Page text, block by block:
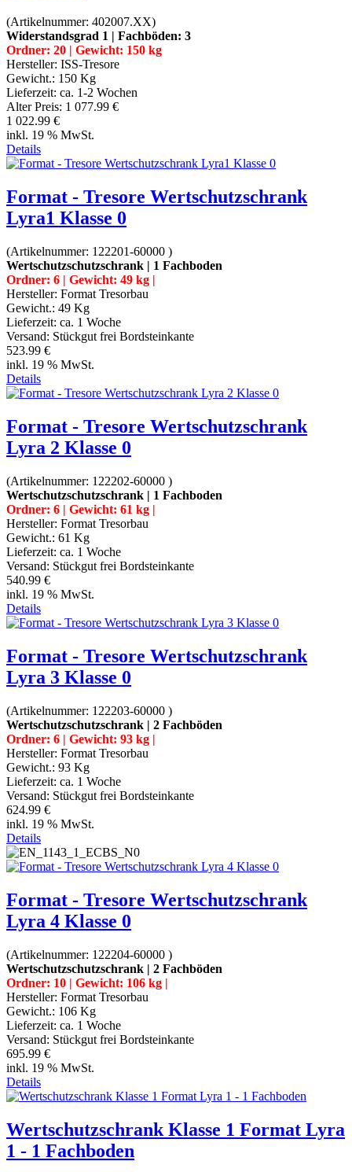
(Artikelnummer: 402007.XX)
Widerstandsgrad 1 | Fachböden: 3
Ordner: 20 | Gewicht: 150 kg
Hersteller: ISS-Tresore
Gewicht.: 150 Kg
Lieferzeit: ca. 1-2 Wochen
Alter Preis: 1 077.99 €
1 022.99 €
inkl. 19 % MwSt.
Details
Format - Tresore Wertschutzschrank
Lyra1 Klasse 0
(Artikelnummer: 122201-60000 )
Wertschutzschutzschrank | 1 Fachboden
Ordner: 6 | Gewicht: 49 kg |
Hersteller: Format Tresorbau
Gewicht.: 49 Kg
Lieferzeit: ca. 1 Woche
Versand: Stückgut frei Bordsteinkante
523.99 €
inkl. 19 % MwSt.
Details
Format - Tresore Wertschutzschrank
Lyra 2 Klasse 0
(Artikelnummer: 122202-60000 )
Wertschutzschutzschrank | 1 Fachboden
Ordner: 6 | Gewicht: 61 kg |
Hersteller: Format Tresorbau
Gewicht.: 61 Kg
Lieferzeit: ca. 1 Woche
Versand: Stückgut frei Bordsteinkante
540.99 €
inkl. 19 % MwSt.
Details
Format - Tresore Wertschutzschrank
Lyra 3 Klasse 0
(Artikelnummer: 122203-60000 )
Wertschutzschutzschrank | 2 Fachböden
Ordner: 6 | Gewicht: 93 kg |
Hersteller: Format Tresorbau
Gewicht.: 93 Kg
Lieferzeit: ca. 1 Woche
Versand: Stückgut frei Bordsteinkante
624.99 €
inkl. 19 % MwSt.
Details
Format - Tresore Wertschutzschrank
Lyra 4 Klasse 0
(Artikelnummer: 122204-60000 )
Wertschutzschutzschrank | 2 Fachböden
Ordner: 10 | Gewicht: 106 kg |
Hersteller: Format Tresorbau
Gewicht.: 106 Kg
Lieferzeit: ca. 1 Woche
Versand: Stückgut frei Bordsteinkante
695.99 €
inkl. 19 % MwSt.
Details
Wertschutzschrank Klasse 1 Format Lyra
1 - 1 Fachboden